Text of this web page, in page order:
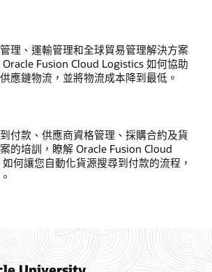
理、運輸管理和全球貿易管理解決方案
Fusion Cloud Logistics 如何協助
應鏈物流，並將物流成本降到最低。
付款、供應商資格管理、採購合約及貨
的培訓，瞭解 Oracle Fusion Cloud
何讓您自動化貨源搜尋到付款的流程，